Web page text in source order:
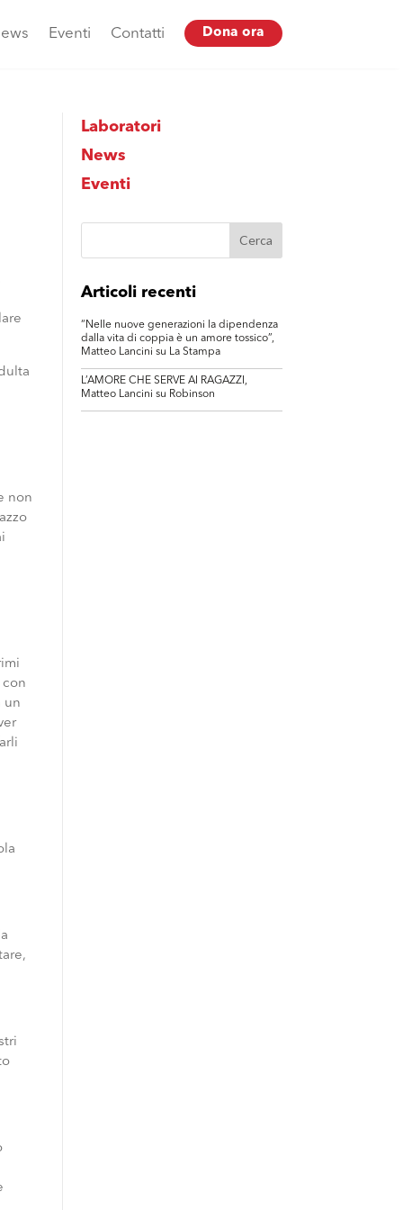
Eventi Contatti Dona ora
non
con
un
Laboratori
News
Eventi
Articoli recenti
“Nelle nuove generazioni la dipendenza
dalla vita di coppia è un amore tossico”,
Matteo Lancini su La Stampa
L’AMORE CHE SERVE AI RAGAZZI,
Matteo Lancini su Robinson